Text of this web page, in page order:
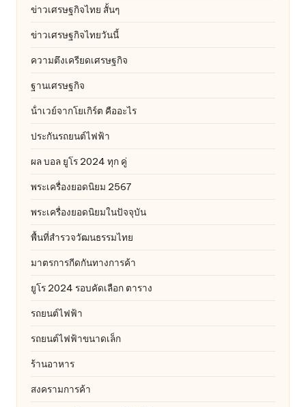
ข่าวเศรษฐกิจไทย สั้นๆ
ข่าวเศรษฐกิจไทยวันนี้
ความตึงเครียดเศรษฐกิจ
ฐานเศรษฐกิจ
น้ําเวย์จากโยเกิร์ต คืออะไร
ประกันรถยนต์ไฟฟ้า
ผล บอล ยูโร 2024 ทุก คู่
พระเครื่องยอดนิยม 2567
พระเครื่องยอดนิยมในปัจจุบัน
พื้นที่สำรวจวัฒนธรรมไทย
มาตรการกีดกันทางการค้า
ยูโร 2024 รอบคัดเลือก ตาราง
รถยนต์ไฟฟ้า
รถยนต์ไฟฟ้าขนาดเล็ก
ร้านอาหาร
สงครามการค้า